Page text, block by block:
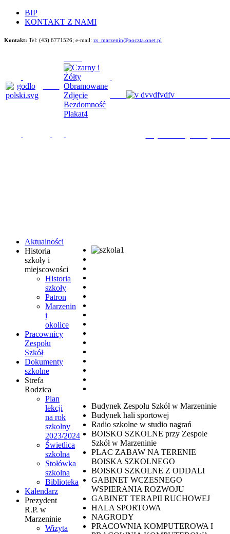
BIP
KONTAKT Z NAMI
Kontakt: Tel: (43) 6771526; e-mail: zs_marzenin@poczta.onet.pl
Budynek Zespołu Szkół w Marzeninie
Budynek hali sportowej
Radio szkolne w studio nagrań
BOISKO SZKOLNE przy Zespole
Szkół w Marzeninie
PLAC ZABAW NA TERENIE
BOISKA SZKOLNEGO
BOISKO SZKOLNE Z ODDALI
GABINET WCZESNEGO
WSPIERANIA ROZWOJU
GABINET TERAPII RUCHOWEJ
HALA SPORTOWA
NAGRODY
PRACOWNIA KOMPUTEROWA I
Aktualności
Historia
szkoły i
miejscowości
Historia
szkoły
Patron
Marzenin
i
okolice
Pracownicy
Zespołu
Szkół
Dokumenty
szkolne
Strefa
Rodzica
Plan
lekcji
na rok
szkolny
2023/2024
Świetlica
szkolna
Stołówka
szkolna
Biblioteka
Kalendarz
Prezydent
R.P. w
Marzeninie
Wizyta